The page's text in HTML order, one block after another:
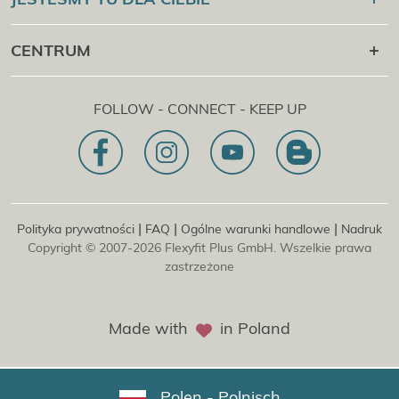
Kontrola certyfikatów
Masaż
Academy
Flexyfit®Beauty Academy
+43 1 997 27 38
[email protected]
Konsultacje i zapytania online
Nasza misja
CENTRUM
1030 | Austria
Dietrichgasse 27 E.EG2
Oddział | DE
Konrad-Zuse-Platz 8
FOLLOW - CONNECT - KEEP UP
Polityka prywatności | FAQ | Ogólne warunki handlowe | Nadruk
Copyright © 2007-2026 Flexyfit Plus GmbH. Wszelkie prawa
zastrzeżone
Made with in Poland